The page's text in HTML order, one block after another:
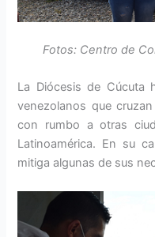
Fotos: Centro de
La Diócesis de Cúcuta
venezolanos que
con rumbo a otras
Latinoamérica. En su
mitiga algunas de sus